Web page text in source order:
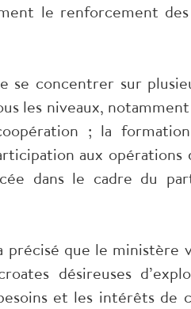
le renforcement
se concentrer sur
les niveaux,
; la
aux
dans le cadre du
précisé que le ministère
désireuses
et les intérêts de